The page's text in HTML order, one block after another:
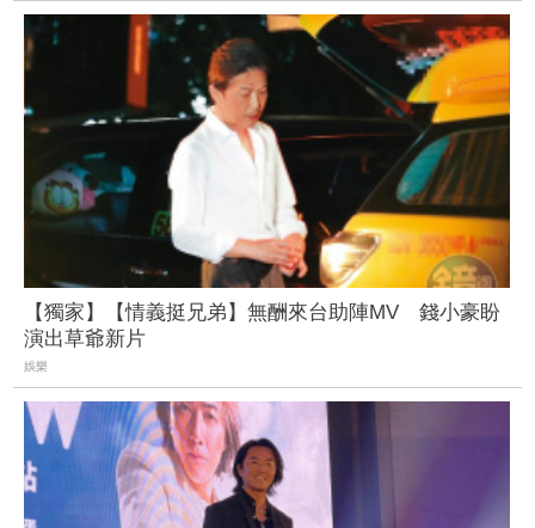
【獨家】【情義挺兄弟】無酬來台助陣MV 錢小豪盼
演出草爺新片
娛樂